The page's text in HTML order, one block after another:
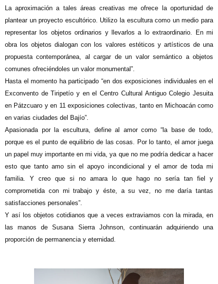
La aproximación a tales áreas creativas me ofrece la oportunidad de
plantear un proyecto escultórico. Utilizo la escultura como un medio para
representar los objetos ordinarios y llevarlos a lo extraordinario. En mi
obra los objetos dialogan con los valores estéticos y artísticos de una
propuesta contemporánea, al cargar de un valor semántico a objetos
comunes ofreciéndoles un valor monumental”.
Hasta el momento ha participado “en dos exposiciones individuales en el
Exconvento de Tiripetío y en el Centro Cultural Antiguo Colegio Jesuita
en Pátzcuaro y en 11 exposiciones colectivas, tanto en Michoacán como
en varias ciudades del Bajío”.
Apasionada por la escultura, define al amor como “la base de todo,
porque es el punto de equilibrio de las cosas. Por lo tanto, el amor juega
un papel muy importante en mi vida, ya que no me podría dedicar a hacer
esto que tanto amo sin el apoyo incondicional y el amor de toda mi
familia. Y creo que si no amara lo que hago no sería tan fiel y
comprometida con mi trabajo y éste, a su vez, no me daría tantas
satisfacciones personales”.
Y así los objetos cotidianos que a veces extraviamos con la mirada, en
las manos de Susana Sierra Johnson, continuarán adquiriendo una
proporción de permanencia y eternidad.